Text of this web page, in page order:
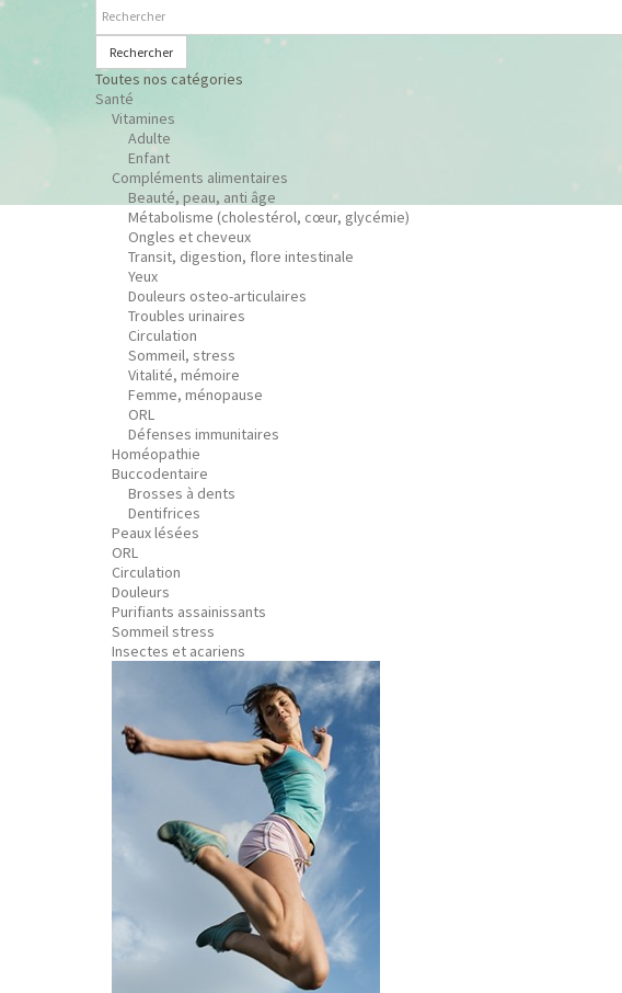
Rechercher
Toutes nos catégories
Santé
Vitamines
Adulte
Enfant
Compléments alimentaires
Beauté, peau, anti âge
Métabolisme (cholestérol, cœur, glycémie)
Ongles et cheveux
Transit, digestion, flore intestinale
Yeux
Douleurs osteo-articulaires
Troubles urinaires
Circulation
Sommeil, stress
Vitalité, mémoire
Femme, ménopause
ORL
Défenses immunitaires
Homéopathie
Buccodentaire
Brosses à dents
Dentifrices
Peaux lésées
ORL
Circulation
Douleurs
Purifiants assainissants
Sommeil stress
Insectes et acariens